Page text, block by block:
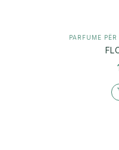
PARFUME PËR